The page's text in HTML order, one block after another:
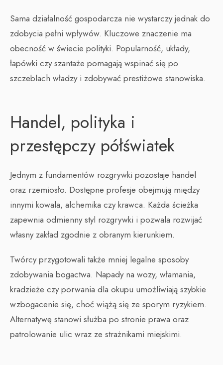
Sama działalność gospodarcza nie wystarczy jednak do
zdobycia pełni wpływów. Kluczowe znaczenie ma
obecność w świecie polityki. Popularność, układy,
łapówki czy szantaże pomagają wspinać się po
szczeblach władzy i zdobywać prestiżowe stanowiska.
Handel, polityka i
przestępczy półświatek
Jednym z fundamentów rozgrywki pozostaje handel
oraz rzemiosło. Dostępne profesje obejmują między
innymi kowala, alchemika czy krawca. Każda ścieżka
zapewnia odmienny styl rozgrywki i pozwala rozwijać
własny zakład zgodnie z obranym kierunkiem.
Twórcy przygotowali także mniej legalne sposoby
zdobywania bogactwa. Napady na wozy, włamania,
kradzieże czy porwania dla okupu umożliwiają szybkie
wzbogacenie się, choć wiążą się ze sporym ryzykiem.
Alternatywę stanowi służba po stronie prawa oraz
patrolowanie ulic wraz ze strażnikami miejskimi.